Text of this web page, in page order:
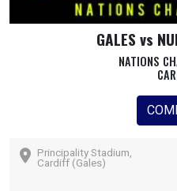
GALES vs
NATIONS
Principality Stadium,
Cardiff (Gales)